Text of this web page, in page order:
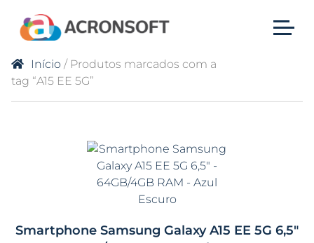
Início / Produtos marcados com a
tag “A15 EE 5G”
Smartphone Samsung Galaxy A15 EE 5G 6,5″